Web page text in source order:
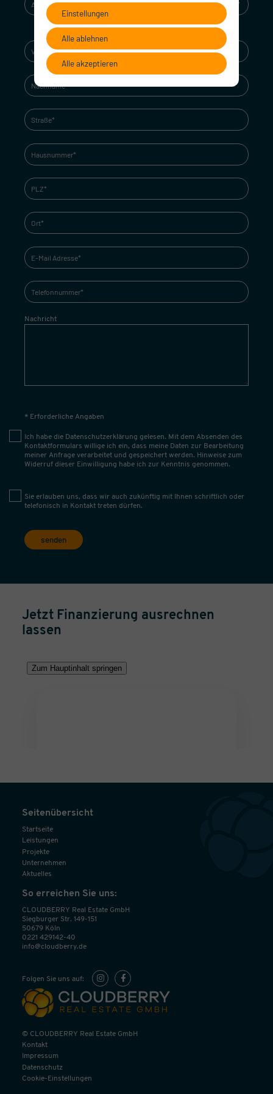
Nachricht
* Erforderliche Angaben
Ich habe die Datenschutzerklärung gelesen. Mit dem Absenden des
Kontaktformulars willige ich ein, dass meine Daten zur Bearbeitung
meiner Anfrage verarbeitet und gespeichert werden. Hinweise zum
Widerruf dieser Einwilligung habe ich zur Kenntnis genommen.
Sie erlauben uns, dass wir auch zukünftig mit Ihnen schriftlich oder
telefonisch in Kontakt treten dürfen.
senden
Jetzt Finanzierung ausrechnen
lassen
Seitenübersicht
Startseite
Leistungen
Projekte
Unternehmen
Aktuelles
So erreichen Sie uns:
CLOUDBERRY Real Estate GmbH
Siegburger Str. 149-151
50679 Köln
0221 429142-40
info@cloudberry.de
Folgen Sie uns auf:
© CLOUDBERRY Real Estate GmbH
Kontakt
Impressum
Datenschutz
Cookie-Einstellungen
Einstellungen
Alle ablehnen
Alle akzeptieren